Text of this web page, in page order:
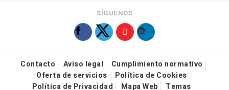
SÍGUENOS
Contacto Aviso legal
Cumplimiento normativo
Oferta de servicios
Política de Cookies
Política de Privacidad
Mapa Web Temas